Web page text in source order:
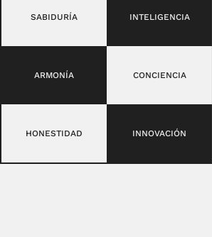
SABIDURÍA INTELIGENCIA
ARMONÍA CONCIENCIA
HONESTIDAD INNOVACIÓN